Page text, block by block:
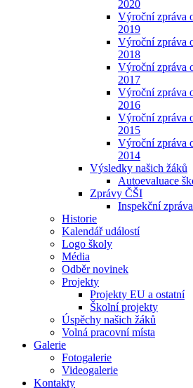
2020
Výroční zpráva
2019
Výroční zpráva
2018
Výroční zpráva
2017
Výroční zpráva
2016
Výroční zpráva
2015
Výroční zpráva
2014
Výsledky našich žáků
Autoevaluace
Zprávy ČŠI
Inspekční
Historie
Kalendář událostí
Logo školy
Média
Odběr novinek
Projekty
Projekty EU a ostatní
Školní projekty
Úspěchy našich žáků
Volná pracovní místa
Galerie
Fotogalerie
Videogalerie
Kontakty